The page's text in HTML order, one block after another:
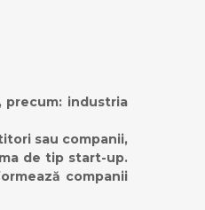
industria
sau companii,
de tip start-up.
companii